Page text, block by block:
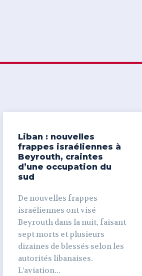
Liban : nouvelles
frappes israéliennes à
Beyrouth, craintes
d’une occupation du
sud
De nouvelles frappes
israéliennes ont visé
Beyrouth dans la nuit, faisant
sept morts et plusieurs
dizaines de blessés selon les
autorités libanaises.
L’aviation...